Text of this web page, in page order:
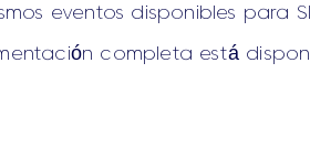
eventos disponibles para
completa está